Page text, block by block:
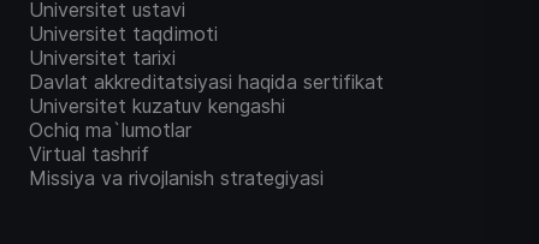
Universitet ustavi
Universitet taqdimoti
Universitet tarixi
Davlat akkreditatsiyasi haqida sertifikat
Universitet kuzatuv kengashi
Ochiq ma`lumotlar
Virtual tashrif
Missiya va rivojlanish strategiyasi